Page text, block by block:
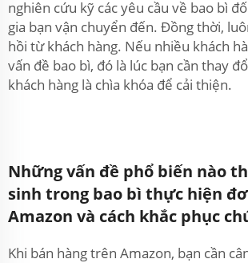
nghiên cứu kỹ các yêu cầu về bao bì
gia bạn vận chuyển đến. Đồng thời,
hồi từ khách hàng. Nếu nhiều khách
vấn đề bao bì, đó là lúc bạn cần thay
khách hàng là chìa khóa để cải thiện.
Những vấn đề phổ biến nào
sinh trong bao bì thực hiện
Amazon và cách khắc phục
Khi bán hàng trên Amazon, bạn cần